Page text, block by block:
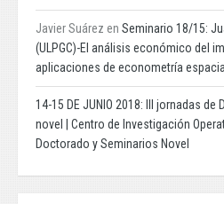
Javier Suárez en Seminario 18/15:
(ULPGC)-El análisis económico del
aplicaciones de econometría espacial
14-15 DE JUNIO 2018: III jornadas
novel | Centro de Investigación
Doctorado y Seminarios Novel